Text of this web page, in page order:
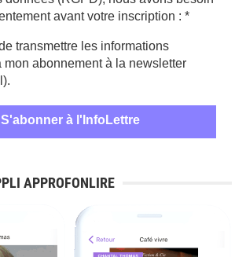
avant votre inscription : *
transmettre les informations
mon abonnement à la newsletter
APPROFONLIRE